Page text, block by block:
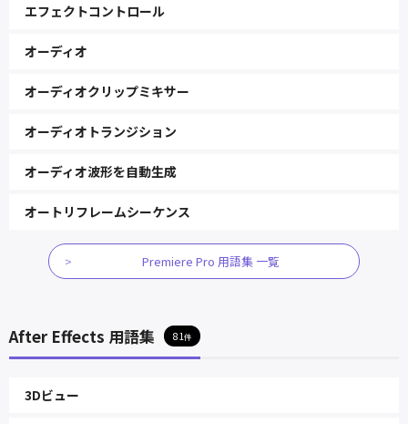
エフェクトコントロール
オーディオ
オーディオクリップミキサー
オーディオトランジション
オーディオ波形を自動生成
オートリフレームシーケンス
Premiere Pro 用語集 一覧
After Effects 用語集 81
3Dビュー